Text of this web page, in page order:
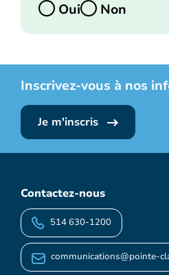
Oui
Non
Inscrivez-vous à nos
Je m'inscris
Contactez-nous
514 630-1200
communications@pointe-